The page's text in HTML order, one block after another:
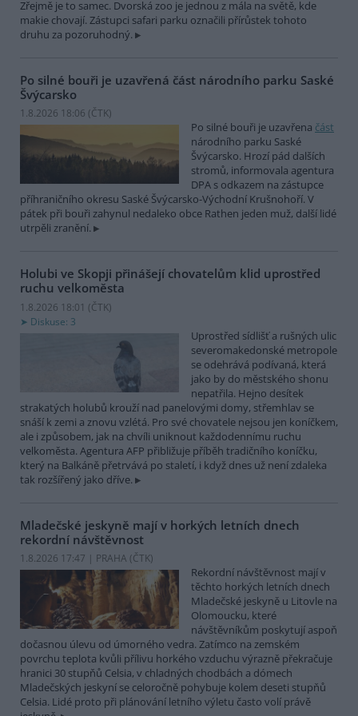
Zřejmě je to samec. Dvorská zoo je jednou z mála na světě, kde
makie chovají. Zástupci safari parku označili přírůstek tohoto
druhu za pozoruhodný.
Po silné bouři je uzavřená část národního parku Saské
Švýcarsko
1.8.2026 18:06 (ČTK)
Po silné bouři je uzavřena část
národního parku Saské
Švýcarsko. Hrozí pád dalších
stromů, informovala agentura
DPA s odkazem na zástupce
příhraničního okresu Saské Švýcarsko-Východní Krušnohoří. V
pátek při bouři zahynul nedaleko obce Rathen jeden muž, další lidé
utrpěli zranění.
Holubi ve Skopji přinášejí chovatelům klid uprostřed
ruchu velkoměsta
1.8.2026 18:01 (ČTK)
Diskuse: 3
Uprostřed sídlišť a rušných ulic
severomakedonské metropole
se odehrává podívaná, která
jako by do městského shonu
nepatřila. Hejno desítek
strakatých holubů krouží nad panelovými domy, střemhlav se
snáší k zemi a znovu vzlétá. Pro své chovatele nejsou jen koníčkem,
ale i způsobem, jak na chvíli uniknout každodennímu ruchu
velkoměsta. Agentura AFP přibližuje příběh tradičního koníčku,
který na Balkáně přetrvává po staletí, i když dnes už není zdaleka
tak rozšířený jako dříve.
Mladečské jeskyně mají v horkých letních dnech
rekordní návštěvnost
1.8.2026 17:47 | PRAHA (ČTK)
Rekordní návštěvnost mají v
těchto horkých letních dnech
Mladečské jeskyně u Litovle na
Olomoucku, které
návštěvníkům poskytují aspoň
dočasnou úlevu od úmorného vedra. Zatímco na zemském
povrchu teplota kvůli přílivu horkého vzduchu výrazně překračuje
hranici 30 stupňů Celsia, v chladných chodbách a dómech
Mladečských jeskyní se celoročně pohybuje kolem deseti stupňů
Celsia. Lidé proto při plánování letního výletu často volí právě